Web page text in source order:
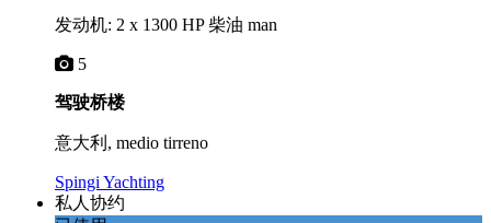
发动机: 2 x 1300 HP 柴油 man
5
驾驶桥楼
意大利, medio tirreno
Spingi Yachting
私人协约